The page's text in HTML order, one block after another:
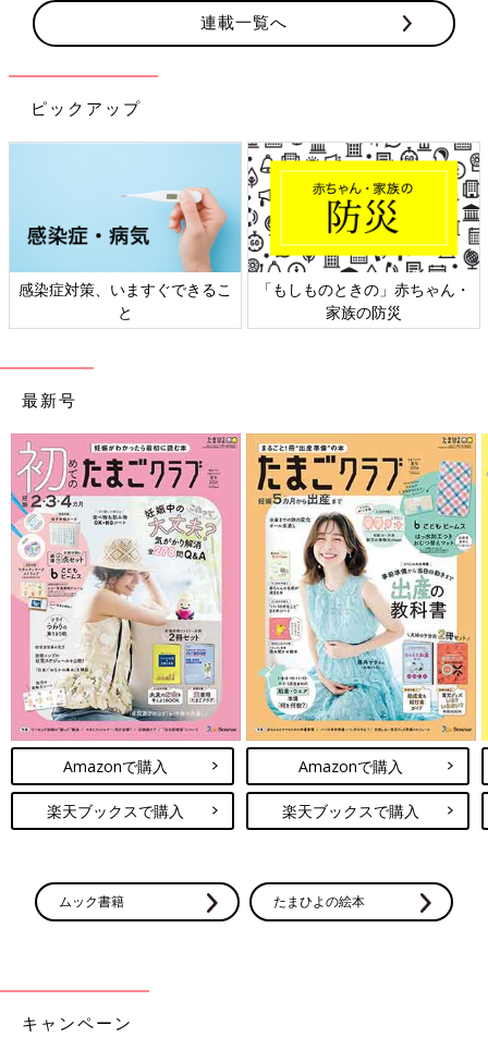
連載一覧へ
ピックアップ
の」赤ちゃん・
日本外来小児科学会リーフレッ
六星占術 細木
最新号
Amazonで購入
楽天ブックスで購入
Amazonで購入
楽天ブックスで購入
ムック書籍 たまひよの絵本
キャンペーン